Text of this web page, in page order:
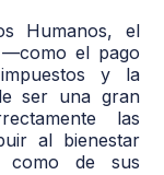
Humanos, el
—como el pago
y la
ser una gran
las
al bienestar
como de sus